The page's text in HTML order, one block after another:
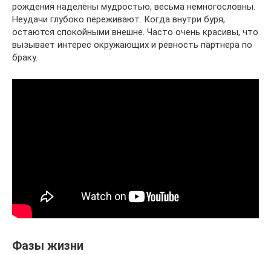
рождения наделены мудростью, весьма немногословны.
Неудачи глубоко переживают. Когда внутри буря,
остаются спокойными внешне. Часто очень красивы, что
вызывает интерес окружающих и ревность партнера по
браку.
Фазы жизни